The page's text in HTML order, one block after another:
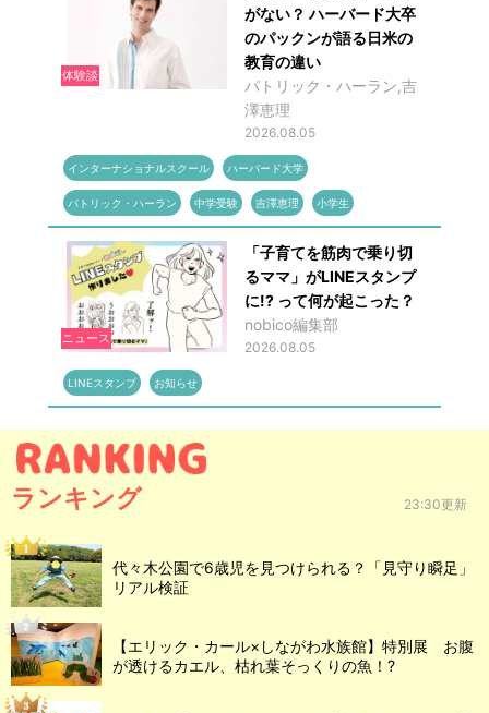
体験談
がない？ ハーバード大卒
のパックンが語る日米の
教育の違い
パトリック・ハーラン,吉
澤恵理
2026.08.05
インターナショナルスクール ハーバード大学
パトリック・ハーラン 中学受験 吉澤恵理 小学生
ニュース
「子育てを筋肉で乗り切
るママ」がLINEスタンプ
に!? って何が起こった？
nobico編集部
2026.08.05
LINEスタンプ お知らせ
ランキング 23:30更新
代々木公園で6歳児を見つけられる？「見守り瞬足」
リアル検証
【エリック・カール×しながわ水族館】特別展 お腹
が透けるカエル、枯れ葉そっくりの魚！?